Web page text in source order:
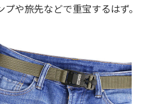
や旅先などで重宝するはず。